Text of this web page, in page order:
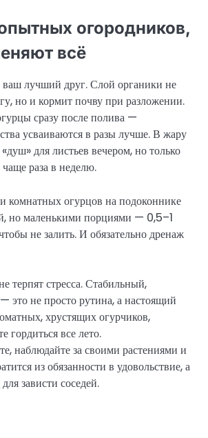
огородников,
всё
лучший друг. Слой органики не
но и кормит почву при разложении.
сразу после полива —
усваиваются в разы лучше. В жару
для листьев вечером, но только
раза в неделю.
комнатных огурцов на подоконнике
но маленькими порциями — 0,5–1
не залить. И обязательно дренаж
терпят стресса. Стабильный,
это не просто рутина, а настоящий
хрустящих огурчиков,
гордиться все лето.
наблюдайте за своими растениями и
из обязанности в удовольствие, а
зависти соседей.